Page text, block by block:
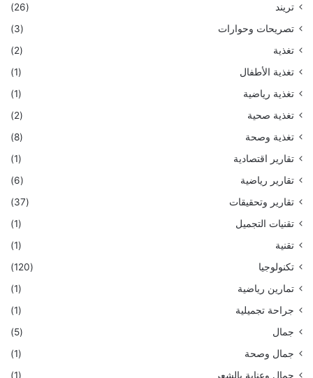
تريند
(26)
تصريحات وحوارات
(3)
تغذية
(2)
تغذية الأطفال
(1)
تغذية رياضية
(1)
تغذية صحية
(2)
تغذية وصحة
(8)
تقارير اقتصادية
(1)
تقارير رياضية
(6)
تقارير وتحقيقات
(37)
تقنيات التجميل
(1)
تقنية
(1)
تكنولوجيا
(120)
تمارين رياضية
(1)
جراحة تجميلية
(1)
جمال
(5)
جمال وصحة
(1)
جمال وعناية بالشعر
(1)